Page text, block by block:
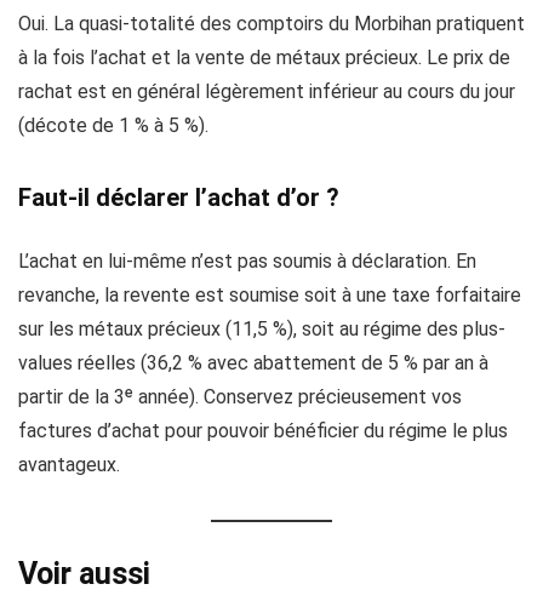
Oui. La quasi-totalité des comptoirs du Morbihan pratiquent
à la fois l’achat et la vente de métaux précieux. Le prix de
rachat est en général légèrement inférieur au cours du jour
(décote de 1 % à 5 %).
Faut-il déclarer l’achat d’or ?
L’achat en lui-même n’est pas soumis à déclaration. En
revanche, la revente est soumise soit à une taxe forfaitaire
sur les métaux précieux (11,5 %), soit au régime des plus-
values réelles (36,2 % avec abattement de 5 % par an à
partir de la 3ᵉ année). Conservez précieusement vos
factures d’achat pour pouvoir bénéficier du régime le plus
avantageux.
Voir aussi